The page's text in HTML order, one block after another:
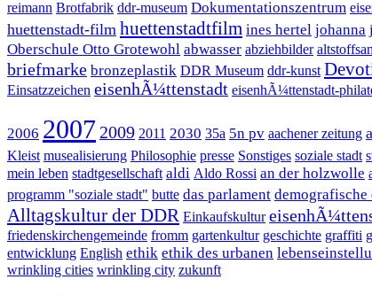
reimann Brotfabrik ddr-museum Dokumentationszentrum
huettenstadt-film huettenstadtfilm ines hertel johanna
Oberschule Otto Grotewohl abwasser abziehbilder
briefmarke bronzeplastik DDR Museum ddr-kunst
Einsatzzeichen eisenhÃ¼ttenstadt eisenhÃ¼ttenstadt-
2006 2007 2009 2011 2030 35a 5n pv aachener zeitung
Kleist musealisierung Philosophie presse Sonstiges soziale stadt
mein leben stadtgesellschaft aldi Aldo Rossi an der holzwolle
programm "soziale stadt" butte das parlament
Alltagskultur der DDR Einkaufskultur
friedenskirchengemeinde fromm gartenkultur geschichte graffiti
entwicklung English ethik ethik des urbanen
wrinkling cities wrinkling city zukunft